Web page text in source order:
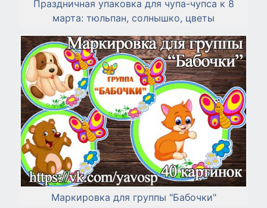
Праздничная упаковка для чупа-чупса к 8
марта: тюльпан, солнышко, цветы
Маркировка для группы "Бабочки"